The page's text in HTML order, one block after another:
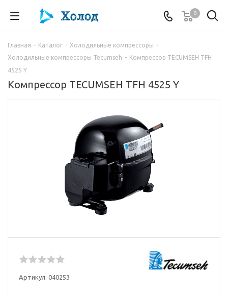
0
Главная - Каталог - Холодильные компрессоры -
Холодильные компрессоры Tecumseh - Компрессор TECUMSEH TFH
4525 Y
Компрессор TECUMSEH TFH 4525 Y
Артикул: 040253